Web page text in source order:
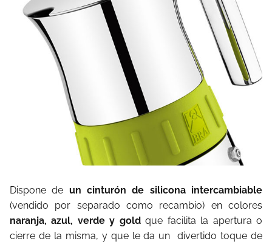
Dispone de un cinturón de silicona intercambiable
(vendido por separado como recambio) en colores
naranja, azul, verde y goldque facilita la apertura o
cierre de la misma, y que le da un divertido toque de